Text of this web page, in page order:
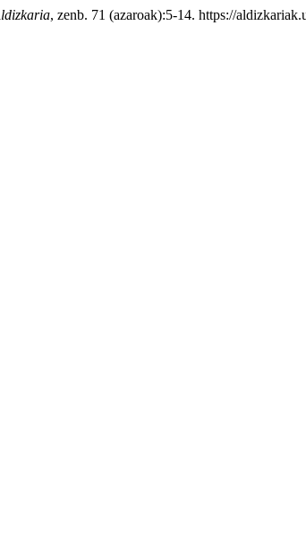
, zenb. 71 (azaroak):5-14. https://